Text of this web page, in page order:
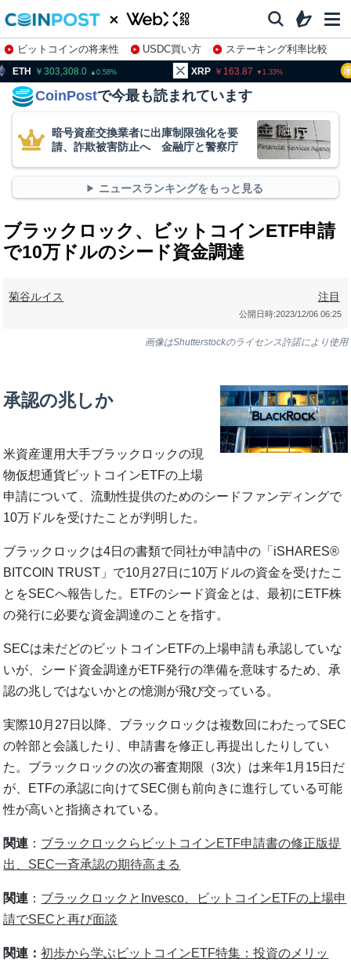
ビットコインの将来性 USDC買い方
ステーキング利率比較
株特集・関連銘柄
303,308.0 0.58 163.87 1.33
CoinPostで今最も読まれています
暗号資産交換業者に出庫制限強化を要
請、詐欺被害防止へ 金融庁と警察庁
ニュースランキングをもっと見る
ブラックロック、ビットコインETF申請
で10万ドルのシード資金調達
菊谷ルイス 注目
公開日時:2023/12/06 06:25
画像はShutterstockのライセンス許諾により使用
承認の兆しか
米資産運用大手ブラックロックの現
物仮想通貨ビットコインETFの上場
申請について、流動性提供のためのシードファンディングで
10万ドルを受けたことが判明した。
ブラックロックは4日の書類で同社が申請中の「iSHARES®
BITCOIN TRUST」で10月27日に10万ドルの資金を受けたこ
とをSECへ報告した。ETFのシード資金とは、最初にETF株
の発行に必要な資金調達のことを指す。
SECは未だどのビットコインETFの上場申請も承認していな
いが、シード資金調達がETF発行の準備を意味するため、承
認の兆しではないかとの憶測が飛び交っている。
実際10月27日以降、ブラックロックは複数回にわたってSEC
の幹部と会議したり、申請書を修正し再提出したりしてい
た。ブラックロックの次の審査期限（3次）は来年1月15日だ
が、ETFの承認に向けてSEC側も前向きに進行している可能
性が高いと指摘されている。
関連 ： ブラックロックらビットコインETF申請書の修正版提
出、SEC一斉承認の期待高まる
関連 ： ブラックロックとInvesco、ビットコインETFの上場申
請でSECと再び面談
関連：初歩から学ぶビットコインETF特集：投資のメリッ